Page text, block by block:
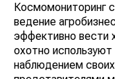
Космомониторинг
ведение
эффективно вести
охотно
наблюдением